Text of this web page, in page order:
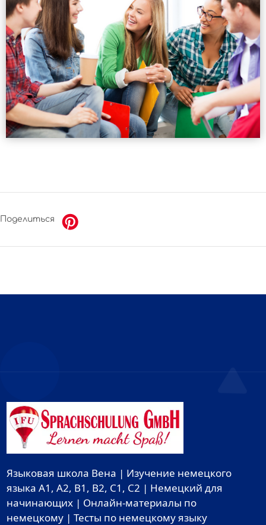
создать уязвимости для личных
данных и общественной
безопасности.
Поделиться
Языковая школа Вена | Изучение немецкого
языка A1, A2, B1, B2, C1, C2 | Немецкий для
начинающих | Онлайн-материалы по
немецкому | Тесты по немецкому языку